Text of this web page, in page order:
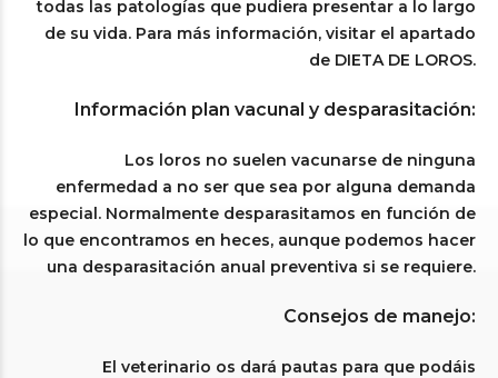
todas las patologías que pudiera presentar a lo largo
de su vida. Para más información, visitar el apartado
de DIETA DE LOROS.
Información plan vacunal y desparasitación:
Los loros no suelen vacunarse de ninguna
enfermedad a no ser que sea por alguna demanda
especial. Normalmente desparasitamos en función de
lo que encontramos en heces, aunque podemos hacer
una desparasitación anual preventiva si se requiere.
Consejos de manejo:
El veterinario os dará pautas para que podáis